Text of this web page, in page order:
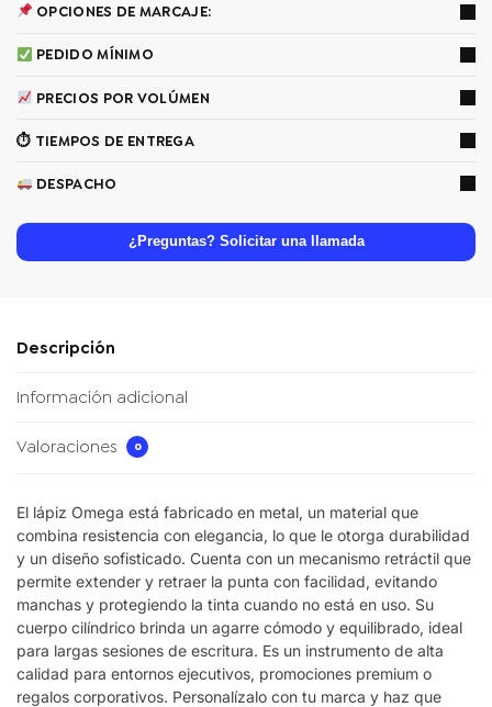
OPCIONES DE MARCAJE:
PEDIDO MÍNIMO
PRECIOS POR VOLÚMEN
⏱ TIEMPOS DE ENTREGA
DESPACHO
¿Preguntas? Solicitar una llamada
Descripción
Información adicional
Valoraciones 0
El lápiz Omega está fabricado en metal, un material que
combina resistencia con elegancia, lo que le otorga durabilidad
y un diseño sofisticado. Cuenta con un mecanismo retráctil que
permite extender y retraer la punta con facilidad, evitando
manchas y protegiendo la tinta cuando no está en uso. Su
cuerpo cilíndrico brinda un agarre cómodo y equilibrado, ideal
para largas sesiones de escritura. Es un instrumento de alta
calidad para entornos ejecutivos, promociones premium o
regalos corporativos. Personalízalo con tu marca y haz que